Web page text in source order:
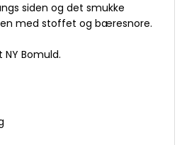
siden og det smukke
med stoffet og bæresnore.
Bomuld.